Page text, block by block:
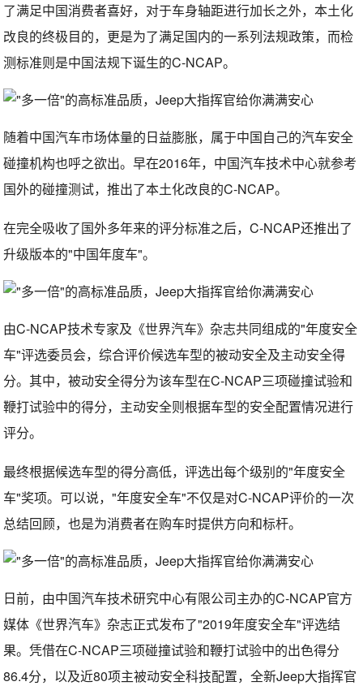
了满足中国消费者喜好，对于车身轴距进行加长之外，本土化
改良的终极目的，更是为了满足国内的一系列法规政策，而检
测标准则是中国法规下诞生的C-NCAP。
随着中国汽车市场体量的日益膨胀，属于中国自己的汽车安全
碰撞机构也呼之欲出。早在2016年，中国汽车技术中心就参考
国外的碰撞测试，推出了本土化改良的C-NCAP。
在完全吸收了国外多年来的评分标准之后，C-NCAP还推出了
升级版本的"中国年度车"。
由C-NCAP技术专家及《世界汽车》杂志共同组成的"年度安全
车"评选委员会，综合评价候选车型的被动安全及主动安全得
分。其中，被动安全得分为该车型在C-NCAP三项碰撞试验和
鞭打试验中的得分，主动安全则根据车型的安全配置情况进行
评分。
最终根据候选车型的得分高低，评选出每个级别的"年度安全
车"奖项。可以说，"年度安全车"不仅是对C-NCAP评价的一次
总结回顾，也是为消费者在购车时提供方向和标杆。
日前，由中国汽车技术研究中心有限公司主办的C-NCAP官方
媒体《世界汽车》杂志正式发布了"2019年度安全车"评选结
果。凭借在C-NCAP三项碰撞试验和鞭打试验中的出色得分
86.4分，以及近80项主被动安全科技配置，全新Jeep大指挥官